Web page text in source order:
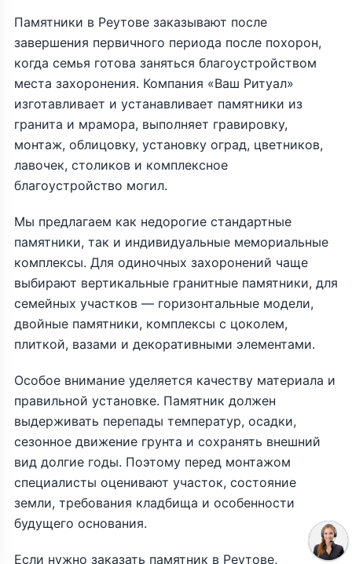
Памятники в Реутове заказывают после
завершения первичного периода после похорон,
когда семья готова заняться благоустройством
места захоронения. Компания «Ваш Ритуал»
изготавливает и устанавливает памятники из
гранита и мрамора, выполняет гравировку,
монтаж, облицовку, установку оград, цветников,
лавочек, столиков и комплексное
благоустройство могил.
Мы предлагаем как недорогие стандартные
памятники, так и индивидуальные мемориальные
комплексы. Для одиночных захоронений чаще
выбирают вертикальные гранитные памятники, для
семейных участков — горизонтальные модели,
двойные памятники, комплексы с цоколем,
плиткой, вазами и декоративными элементами.
Особое внимание уделяется качеству материала и
правильной установке. Памятник должен
выдерживать перепады температур, осадки,
сезонное движение грунта и сохранять внешний
вид долгие годы. Поэтому перед монтажом
специалисты оценивают участок, состояние
земли, требования кладбища и особенности
будущего основания.
Если нужно заказать памятник в Реутове,